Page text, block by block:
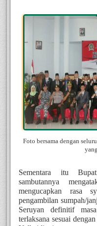
Foto bersama dengan
Sementara itu
sambutannya
mengucapkan rasa
pengambilan sumpah/
Seruyan definitif
terlaksana sesuai